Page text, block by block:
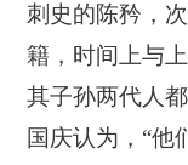
刺史的陈矜，
籍，时间上与
其子孙两代人
国庆认为，“他